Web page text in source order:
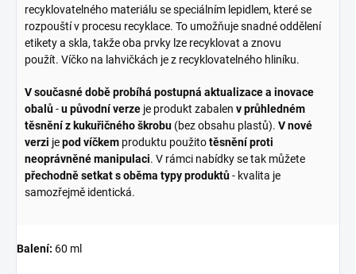
recyklovatelného materiálu se speciálním lepidlem, které se
rozpouští v procesu recyklace. To umožňuje snadné oddělení
etikety a skla, takže oba prvky lze recyklovat a znovu
použít. Víčko na lahvičkách je z recyklovatelného hliníku.
V současné době probíhá postupná aktualizace a inovace
obalů-u původní verze je produkt zabalen v průhledném
těsnění z kukuřičného škrobu (bez obsahu plastů). V nové
verzi jepod víčkem produktu použitotěsnění proti
neoprávněné manipulaci. V rámci nabídky se tak můžete
přechodně setkat s oběma typy produktů- kvalita je
samozřejmě identická.
Balení: 60 ml